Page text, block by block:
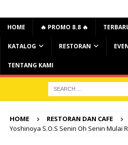
HOME 🔥 PROMO 8.8 🔥
KATALOG RESTORAN
TENTANG KAMI
HOME RESTORAN DAN CAFE
Yoshinoya S.O.S Senin Oh Senin Mulai